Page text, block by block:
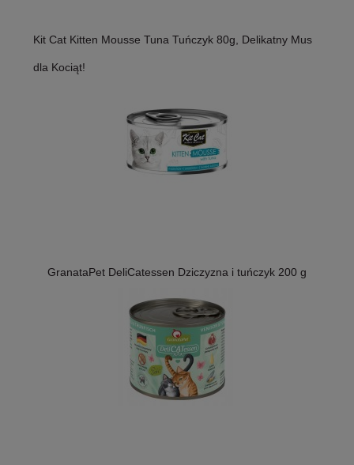
Kit Cat Kitten Mousse Tuna Tuńczyk 80g, Delikatny Mus
dla Kociąt!
GranataPet DeliCatessen Dziczyzna i tuńczyk 200 g